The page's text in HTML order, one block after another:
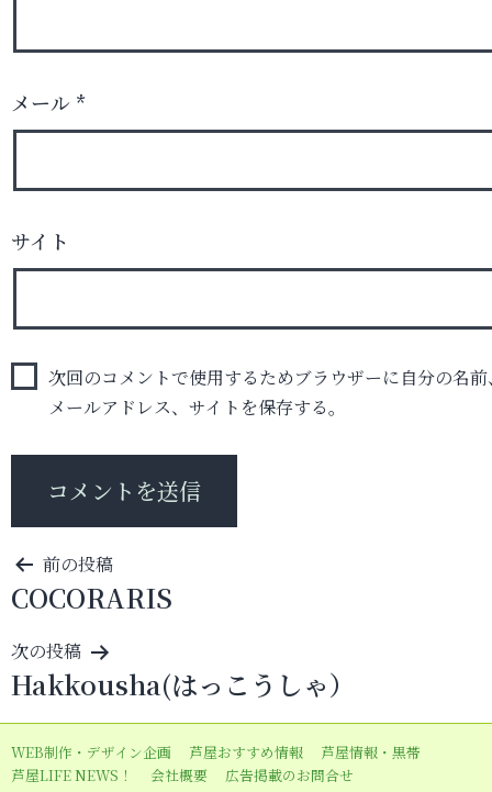
メール *
サイト
次回のコメントで使用するためブラウザーに自分の名前
メールアドレス、サイトを保存する。
投
稿
ナ
ビ
ゲ
ー
シ
前の投稿
COCORARIS
次の投稿
Hakkousha(はっこうしゃ）
WEB制作・デザイン企画 芦屋おすすめ情報
芦屋情報・黒帯
芦屋LIFE NEWS！
会社概要 広告掲載のお問合せ